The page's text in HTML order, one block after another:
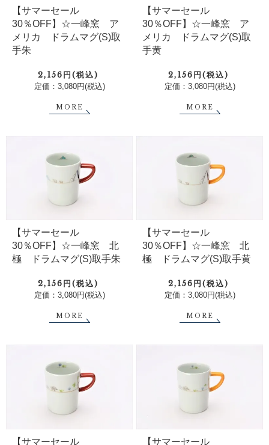
【サマーセール
30％OFF】☆一峰窯 ア
メリカ ドラムマグ(S)取
手朱
2,156円(税込)
定価：3,080円(税込)
MORE
【サマーセール
30％OFF】☆一峰窯 ア
メリカ ドラムマグ(S)取
手黄
2,156円(税込)
定価：3,080円(税込)
MORE
【サマーセール
30％OFF】☆一峰窯 北
極 ドラムマグ(S)取手朱
2,156円(税込)
定価：3,080円(税込)
MORE
【サマーセール
30％OFF】☆一峰窯 北
極 ドラムマグ(S)取手黄
2,156円(税込)
定価：3,080円(税込)
MORE
【サマーセール
【サマーセール